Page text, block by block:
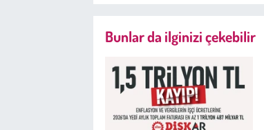
Bunlar da ilginizi çekebilir